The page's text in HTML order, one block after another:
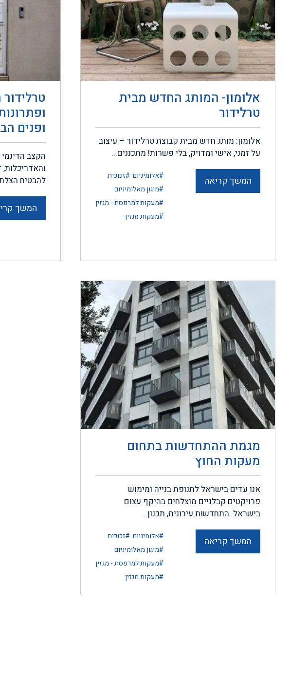
אלומון- המותג החדש מבית
טרלידור
אלומון: מותג חדש מבית קבוצת טרלידור – עיצוב
על זמני, אישי ומדויק, בלי פשרות! מתכננים...
המשך קריאה #אלומיניום #זכוכית
#מיגון מאלומיניום
#מעקות למרפסת - מגזין
#מעקות מגזין
ופנים
הקצב
והאדריכלות,
להבטיח
המשך
מגמת ההתחדשות בתחום
מעקות החוץ
אנו עדים בישראל לתנופת בנייה ומימוש
פרויקטים קבלניים מוצלחים בהיקף עצום
בישראל. התחדשות עירונית, תכנון...
המשך קריאה #אלומיניום #זכוכית
#מיגון מאלומיניום
#מעקות למרפסת - מגזין
#מעקות מגזין